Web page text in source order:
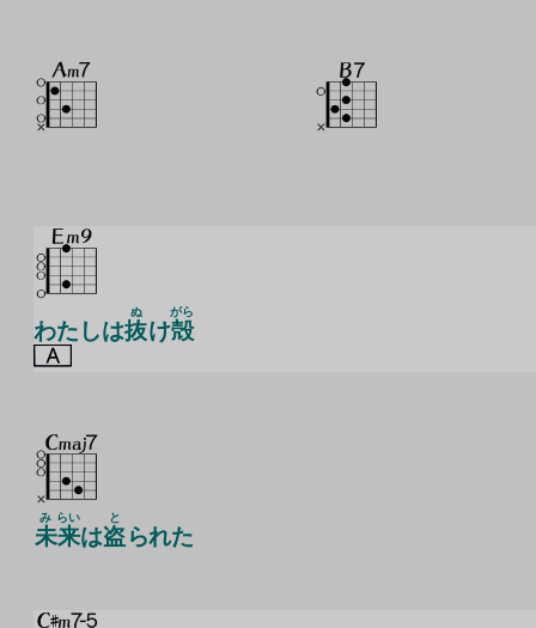
わたしは抜
ぬ
け殻
がら
未
み
来
らい
は盗
と
られた